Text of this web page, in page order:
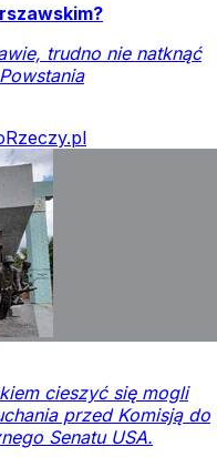
trudno nie natknąć
cieszyć się mogli
przed Komisją do
Senatu USA.